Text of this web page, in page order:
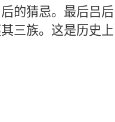
的猜忌。最后吕后
三族。这是历史上